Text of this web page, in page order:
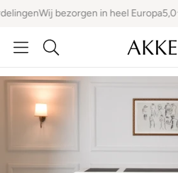
Wij bezorgen in heel Europa
Zoeken